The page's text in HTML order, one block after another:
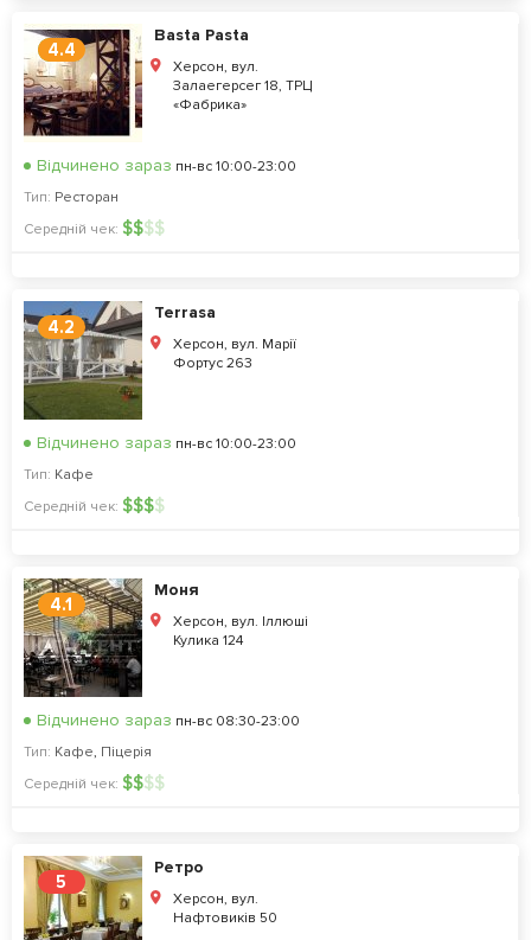
4.4
Basta Pasta
Херсон, вул.
Залаегерсег 18, ТРЦ
«Фабрика»
Відчинено зараз пн-вс 10:00-23:00
Тип: Ресторан
Середній чек: $$$$
4.2
Terrasa
Херсон, вул. Марії
Фортус 263
Відчинено зараз пн-вс 10:00-23:00
Тип: Кафе
Середній чек: $$$$
4.1
Моня
Херсон, вул. Іллюші
Кулика 124
Відчинено зараз пн-вс 08:30-23:00
Тип: Кафе, Піцерія
Середній чек: $$$$
5
Ретро
Херсон, вул.
Нафтовиків 50